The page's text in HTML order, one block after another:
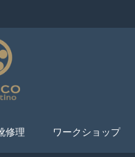
修理 ワークショップ